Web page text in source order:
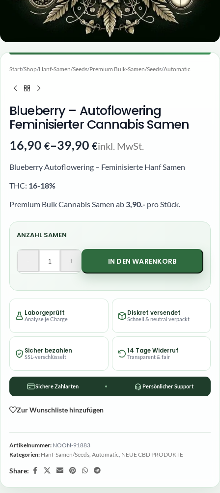
Start/Shop/Hanf-Samen/Seeds/Premium Bulk-Samen/Seeds/Automatic
Blueberry – Autoflowering
Feminisierter Cannabis Samen
16,90 €–39,90 €inkl. MwSt.
Blueberry Autoflowering – Feminisierte Hanf Samen
THC: 16-18%
Premium Bulk Cannabis Samen ab 3,90.- pro Stück.
ANZAHL SAMEN
- + IN DEN WARENKORB
Laborgeprüft
Analyse je Charge
Diskret versendet
Schnell & neutral verpackt
Sicher bezahlen
SSL-verschlüsselt
14 Tage Widerruf
Transparent & fair
Sichere Zahlarten Persönlicher Support
Zur Wunschliste hinzufügen
Artikelnummer: NOON-91883
Kategorien: Hanf-Samen/Seeds, Automatic, NEUE CBD PRODUKTE
Share: